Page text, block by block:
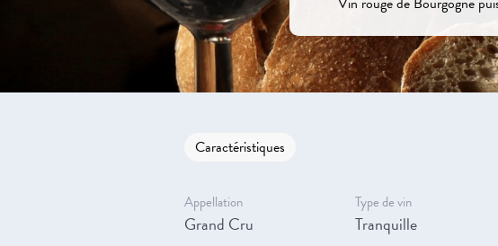
Caractéristiques
Appellation
Grand Cru
Type de vin
Tranquille